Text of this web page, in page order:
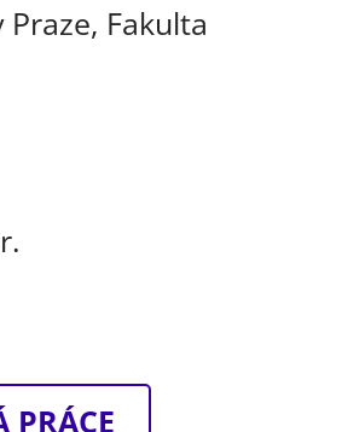
Fakulta
PRÁCE